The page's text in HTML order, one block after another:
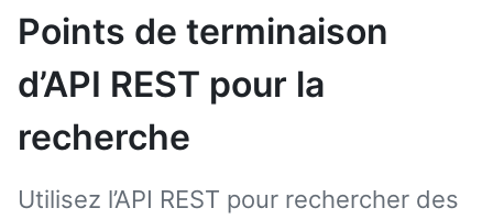
Points de terminaison
d’API REST pour la
recherche
Utilisez l’API REST pour rechercher des